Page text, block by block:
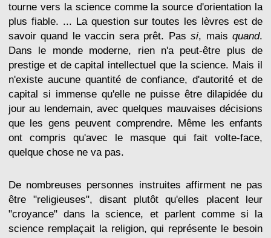
tourne vers la science comme la source d'orientation la
plus fiable. ... La question sur toutes les lèvres est de
savoir quand le vaccin sera prêt. Passi, maisquand.
Dans le monde moderne, rien n'a peut-être plus de
prestige et de capital intellectuel que la science. Mais il
n'existe aucune quantité de confiance, d'autorité et de
capital si immense qu'elle ne puisse être dilapidée du
jour au lendemain, avec quelques mauvaises décisions
que les gens peuvent comprendre. Même les enfants
ont compris qu'avec le masque qui fait volte-face,
quelque chose ne va pas.
De nombreuses personnes instruites affirment ne pas
être "religieuses", disant plutôt qu'elles placent leur
"croyance" dans la science, et parlent comme si la
science remplaçait la religion, qui représente le besoin